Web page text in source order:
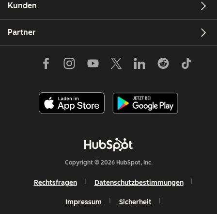
Kunden
Partner
Copyright © 2026 HubSpot, Inc.
Rechtsfragen Datenschutzbestimmungen
Impressum Sicherheit